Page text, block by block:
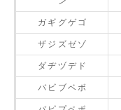
ガ ギ グ ゲ ゴ
ザ ジ ズ ゼ ゾ
ダ ヂ ヅ デ ド
バ ビ ブ ベ ボ